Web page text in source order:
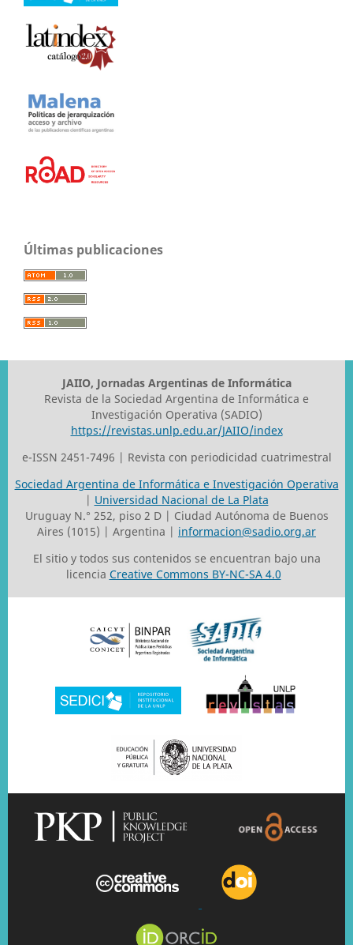
Últimas publicaciones
JAIIO, Jornadas Argentinas de Informática
Revista de la Sociedad Argentina de Informática e
Investigación Operativa (SADIO)
https://revistas.unlp.edu.ar/JAIIO/index
e-ISSN 2451-7496 | Revista con periodicidad cuatrimestral
Sociedad Argentina de Informática e Investigación Operativa
| Universidad Nacional de La Plata
Uruguay N.° 252, piso 2 D | Ciudad Autónoma de Buenos
Aires (1015) | Argentina | informacion@sadio.org.ar
El sitio y todos sus contenidos se encuentran bajo una
licencia Creative Commons BY-NC-SA 4.0